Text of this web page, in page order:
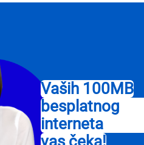
Vaših 100MB
besplatnog
interneta